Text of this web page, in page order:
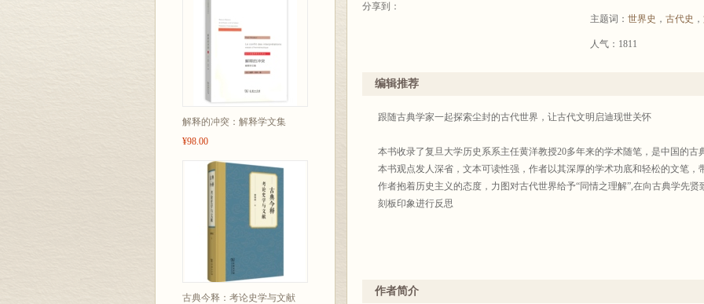
解释的冲突：解释学文集
¥98.00
古典今释：考论史学与文献
分享到：
主题词： 世界史 ， 古代史 ，
人气：1811
编辑推荐
跟随古典学家一起探索尘封的古代世界，让古代文明启迪现世关怀
本书收录了复旦大学历史系系主任黄洋教授20多年来的学术随笔，是中国的古
本书观点发人深省，文本可读性强，作者以其深厚的学术功底和轻松的文笔，
作者抱着历史主义的态度，力图对古代世界给予“同情之理解”,在向古典学先
刻板印象进行反思
作者简介